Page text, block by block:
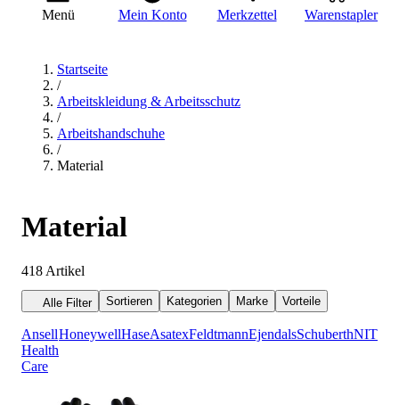
Menü Mein Konto Merkzettel Warenstapler
Startseite
/
Arbeitskleidung & Arbeitsschutz
/
Arbeitshandschuhe
/
Material
Material
418 Artikel
Alle Filter Sortieren Kategorien Marke Vorteile
Ansell
Health
Care
HoneywellHaseAsatexFeldtmannEjendalsSchuberth